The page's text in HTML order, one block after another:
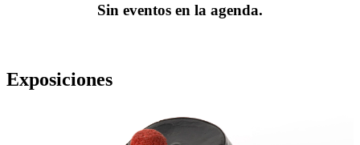
Sin eventos en la agenda.
Exposiciones